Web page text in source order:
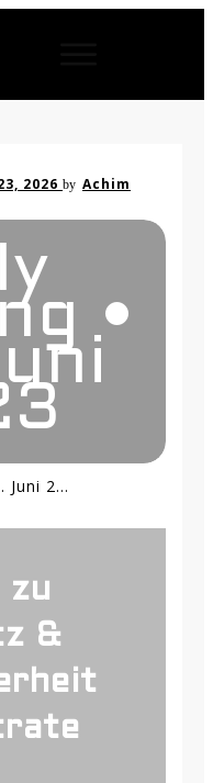
2026 by Achim
•
Daily Briefing • 23. Juni 2023
zu
&